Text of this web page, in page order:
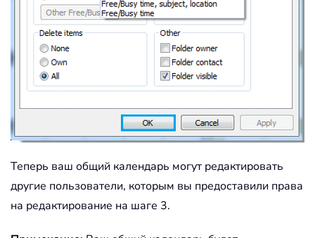
Теперь ваш общий календарь могут редактировать
другие пользователи, которым вы предоставили права
на редактирование на шаге 3.